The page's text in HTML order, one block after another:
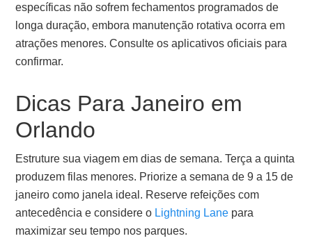
específicas não sofrem fechamentos programados de
longa duração, embora manutenção rotativa ocorra em
atrações menores. Consulte os aplicativos oficiais para
confirmar.
Dicas Para Janeiro em
Orlando
Estruture sua viagem em dias de semana. Terça a quinta
produzem filas menores. Priorize a semana de 9 a 15 de
janeiro como janela ideal. Reserve refeições com
antecedência e considere o Lightning Lane para
maximizar seu tempo nos parques.